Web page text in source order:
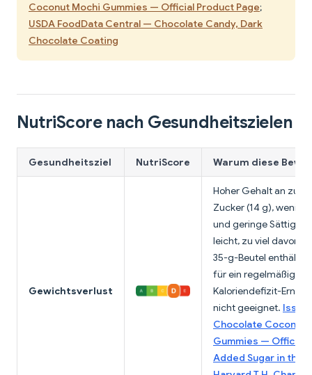
Coconut Mochi Gummies — Official Product Page;
USDA FoodData Central — Chocolate Candy, Dark
Chocolate Coating
NutriScore nach Gesundheitszielen
Gesundheitsziel NutriScore Warum diese
Gewichtsverlust
Hoher Gehalt an
Zucker (14 g), wenig
und geringe
leicht, zu viel davon
35-g-Beutel enthält
für ein regelmäßiges
Kaloriendefizit-
nicht geeignet. Issei
Chocolate Coconut
Gummies — Official
Added Sugar in the